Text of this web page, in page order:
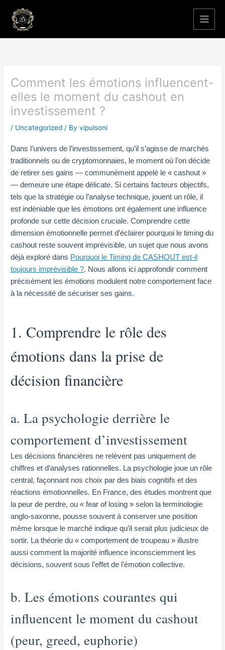
content
Comment les émotions influencent-
elles le moment du cashout en
investissement ?
/ Uncategorized / Byvipulsoni
Dans l’univers de l’investissement, qu’il s’agisse de marchés
traditionnels ou de cryptomonnaies, le moment où l’on décide
de retirer ses gains — communément appelé le « cashout »
— demeure une étape délicate. Si certains facteurs objectifs,
tels que la stratégie ou l’analyse technique, jouent un rôle, il
est indéniable que les émotions ont également une influence
profonde sur cette décision cruciale. Comprendre cette
dimension émotionnelle permet d’éclairer pourquoi le timing du
cashout reste souvent imprévisible, un sujet que nous avons
déjà exploré dans Pourquoi le Timing de CASHOUT est-il
toujours imprévisible ?. Nous allons ici approfondir comment
précisément les émotions modulent notre comportement face
à la nécessité de sécuriser ses gains.
1. Comprendre le rôle des
émotions dans la prise de
décision financière
a. La psychologie derrière le
comportement d’investissement
Les décisions financières ne relèvent pas uniquement de
chiffres et d’analyses rationnelles. La psychologie joue un rôle
central, façonnant nos choix par des biais cognitifs et des
réactions émotionnelles. En France, des études montrent que
la peur de perdre, ou « fear of losing » selon la terminologie
anglo-saxonne, pousse souvent à conserver une position
même lorsque le marché indique qu’il serait plus judicieux de
sortir. La théorie du « comportement de troupeau » illustre
aussi comment la majorité influence inconsciemment les
décisions, souvent sous l’effet de l’émotion collective.
b. Les émotions courantes qui
influencent le moment du cashout
(peur, greed, euphorie)